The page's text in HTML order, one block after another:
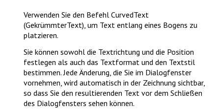
Verwenden Sie den BefehlCurvedText
(GekrümmterText), um Text entlang eines Bogens zu
platzieren.
Sie können sowohl die Textrichtung und die Position
festlegen als auch das Textformat und den Textstil
bestimmen. Jede Änderung, die Sie im Dialogfenster
vornehmen, wird automatisch in der Zeichnung sichtbar,
so dass Sie den resultierenden Text vor dem Schließen
des Dialogfensters sehen können.